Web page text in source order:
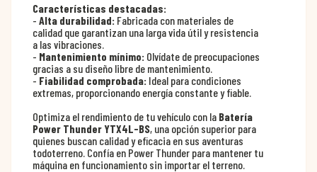
Características destacadas:
- Alta durabilidad: Fabricada con materiales de
calidad que garantizan una larga vida útil y resistencia
a las vibraciones.
- Mantenimiento mínimo: Olvídate de preocupaciones
gracias a su diseño libre de mantenimiento.
- Fiabilidad comprobada: Ideal para condiciones
extremas, proporcionando energía constante y fiable.
Optimiza el rendimiento de tu vehículo con la Batería
Power Thunder YTX4L-BS, una opción superior para
quienes buscan calidad y eficacia en sus aventuras
todoterreno. Confía en Power Thunder para mantener tu
máquina en funcionamiento sin importar el terreno.